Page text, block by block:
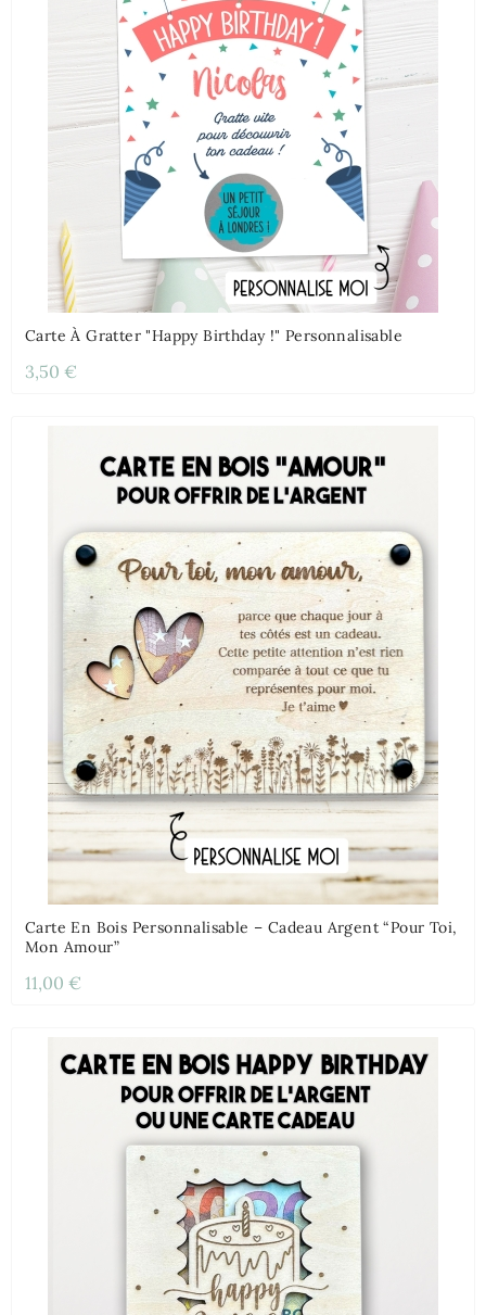
Carte À Gratter "Happy Birthday !" Personnalisable
3,50 €
Carte En Bois Personnalisable – Cadeau Argent “Pour Toi,
Mon Amour”
11,00 €